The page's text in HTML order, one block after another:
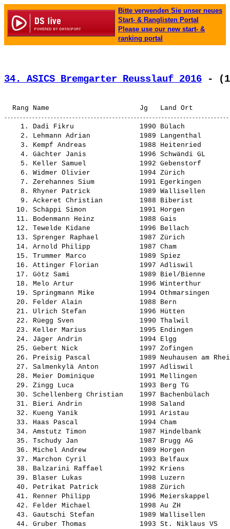
Bitte verwenden Sie unser neues
Start- & Ranglisten Portal
Please use our new start- &
ranking portal
34. ASICS Bremgarter Reusslauf 2016 -
    1.
Dadi Fikru
1990 Bülach
    2.
Lehmann Adrian
1989 Langenthal
    3.
Kempf Andreas
1988 Heitenried
    4.
Gächter Janis
1996 Schwändi
    5.
Keller Samuel
1992 Gebenstorf
    6.
Widmer Olivier
1994 Zürich
    7.
Zerehannes Sium
1991 Egerkingen
    8.
Rhyner Patrick
1989
    9.
Ackeret Christian
1988 Biberist
   10.
Schäppi Simon
1991 Horgen
   11.
Bodenmann Heinz
1988 Gais
   12.
Tewelde Kidane
1996 Bellach
   13.
Sprenger Raphael
1987 Zürich
   14.
Arnold Philipp
1987 Cham
   15.
Trummer Marco
1989 Spiez
   16.
Attinger Florian
1997 Adliswil
   17.
Götz Sami
1989 Biel/Bienne
   18.
Melo Artur
1996 Winterthur
   19.
Springmann Mike
1994
   20.
Felder Alain
1988 Bern
   21.
Ulrich Stefan
1996 Hütten
   22.
Rüegg Sven
1990 Thalwil
   23.
Keller Marius
1995 Endingen
   24.
Jäger Andrin
1994 Elgg
   25.
Gebert Nick
1997 Zofingen
   26.
Preisig Pascal
1989 Neuhausen
   27.
Salmenkylä Anton
1997 Adliswil
   28.
Meier Dominique
1991 Mellingen
   29.
Zingg Luca
1993 Berg TG
   30.
Schellenberg Christian
1997
   31.
Bieri Andrin
1998 Saland
   32.
Kueng Yanik
1991 Aristau
   33.
Haas Pascal
1994 Cham
   34.
Amstutz Timon
1987
   35.
Tschudy Jan
1987 Brugg AG
   36.
Michel Andrew
1989 Horgen
   37.
Marchon Cyril
1993 Belfaux
   38.
Balzarini Raffael
1992 Kriens
   39.
Blaser Lukas
1998 Luzern
   40.
Petrikat Patrick
1988 Zürich
   41.
Renner Philipp
1996
   42.
Felder Michael
1998 Au ZH
   43.
Gautschi Stefan
1989 Wallisellen
   44.
Gruber Thomas
1993 St. Niklaus